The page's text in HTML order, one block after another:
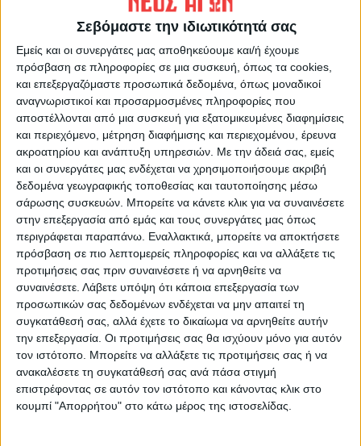
Σεβόμαστε την ιδιωτικότητά σας
Εμείς και οι συνεργάτες μας αποθηκεύουμε και/ή έχουμε
πρόσβαση σε πληροφορίες σε μια συσκευή, όπως τα cookies,
και επεξεργαζόμαστε προσωπικά δεδομένα, όπως μοναδικοί
αναγνωριστικοί και προσαρμοσμένες πληροφορίες που
αποστέλλονται από μια συσκευή για εξατομικευμένες διαφημίσεις
και περιεχόμενο, μέτρηση διαφήμισης και περιεχομένου, έρευνα
ακροατηρίου και ανάπτυξη υπηρεσιών. Με την άδειά σας, εμείς
και οι συνεργάτες μας ενδέχεται να χρησιμοποιήσουμε ακριβή
δεδομένα γεωγραφικής τοποθεσίας και ταυτοποίησης μέσω
σάρωσης συσκευών. Μπορείτε να κάνετε κλικ για να συναινέσετε
στην επεξεργασία από εμάς και τους συνεργάτες μας όπως
περιγράφεται παραπάνω. Εναλλακτικά, μπορείτε να αποκτήσετε
πρόσβαση σε πιο λεπτομερείς πληροφορίες και να αλλάξετε τις
προτιμήσεις σας πριν συναινέσετε ή να αρνηθείτε να
συναινέσετε. Λάβετε υπόψη ότι κάποια επεξεργασία των
προσωπικών σας δεδομένων ενδέχεται να μην απαιτεί τη
συγκατάθεσή σας, αλλά έχετε το δικαίωμα να αρνηθείτε αυτήν
την επεξεργασία. Οι προτιμήσεις σας θα ισχύουν μόνο για αυτόν
τον ιστότοπο. Μπορείτε να αλλάξετε τις προτιμήσεις σας ή να
ανακαλέσετε τη συγκατάθεσή σας ανά πάσα στιγμή
επιστρέφοντας σε αυτόν τον ιστότοπο και κάνοντας κλικ στο
κουμπί "Απορρήτου" στο κάτω μέρος της ιστοσελίδας.
αέναη αναζήτηση για έμπνευση και
δημιουργία.
Σας προσκαλούμε σε μια μαγευτική μουσική
διαδρομή στο έργο του Μίμη Πλέσσα, ένα
ταξίδι από το παρελθόν στο παρόν, με
οδηγό την αθάνατη δύναμη της μουσικής.
Συμμετέχει ορχήστρα καθηγητών του
Δημοτικού Ωδείου Καρδίτσας που
απαρτίζεται από τους : Καραγιάννη Γιώτα
(πιάνο),Καραδήμος Γιώργος (μπουζούκι),
Κατσάρη Μαριάνθη- Ιππολύτη (ακορντεόν),
Ντάλης Δημήτρης (μπάσο), Ντόντος
Σωτήρης (κιθάρα). Κείμενα-Παρουσίαση :
Σιαφάκα Ελένη- Οικονόμου Σοφία
Καλλιτεχνική επιμέλεια: Σωτήρης Ντόντος,
Καθηγητής Κιθάρας Δημοτικού Ωδείου
Καρδίτσας. Η είσοδος είναι ελεύθερη.